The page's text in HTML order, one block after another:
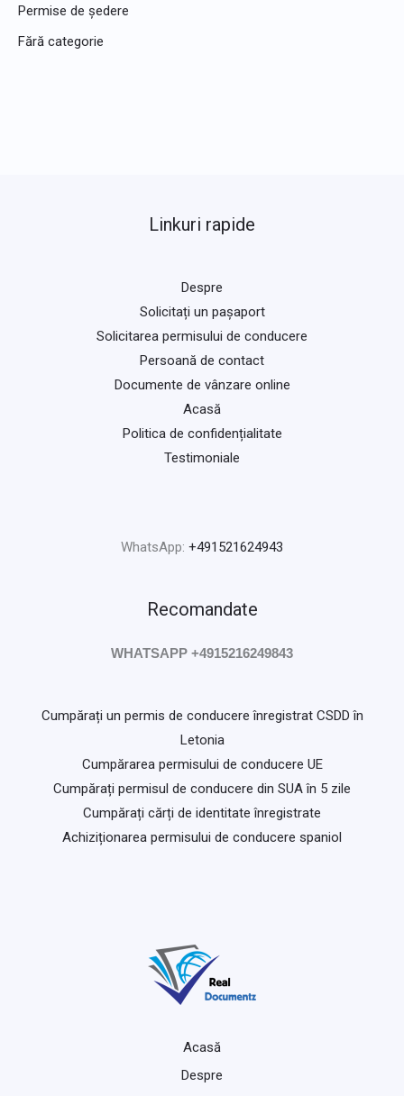
Permise de ședere
Fără categorie
Linkuri rapide
Despre
Solicitați un pașaport
Solicitarea permisului de conducere
Persoană de contact
Documente de vânzare online
Acasă
Politica de confidențialitate
Testimoniale
WhatsApp: +491521624943
Recomandate
WHATSAPP +4915216249843
Cumpărați un permis de conducere înregistrat CSDD în
Letonia
Cumpărarea permisului de conducere UE
Cumpărați permisul de conducere din SUA în 5 zile
Cumpărați cărți de identitate înregistrate
Achiziționarea permisului de conducere spaniol
Acasă
Despre